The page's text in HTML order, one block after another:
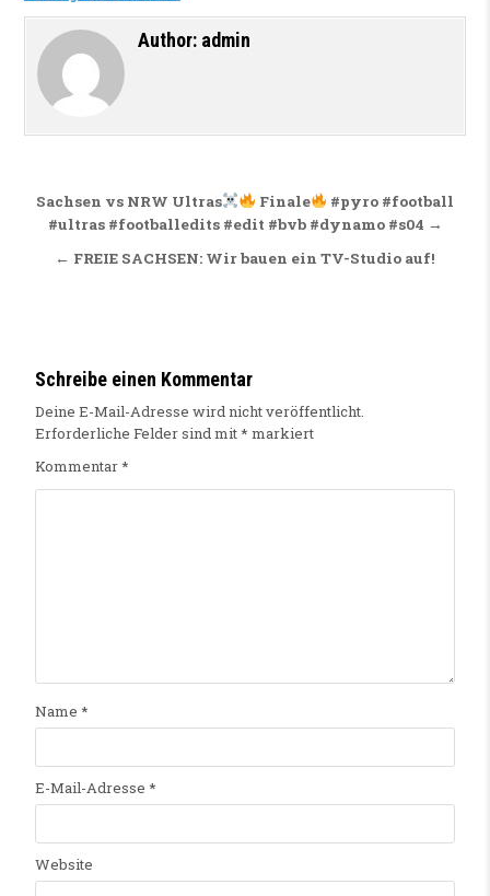
Author: admin
Beitragsnavigation
Sachsen vs NRW Ultras Finale
#pyro #football
#ultras #footballedits #edit #bvb #dynamo #s04 →
← FREIE SACHSEN: Wir bauen ein TV-Studio auf!
Schreibe einen Kommentar
Deine E-Mail-Adresse wird nicht veröffentlicht.
Erforderliche Felder sind mit* markiert
Kommentar*
Name *
E-Mail-Adresse *
Website